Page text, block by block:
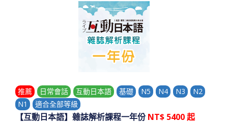
推薦 日常會話 互動日本語 基礎 N5 N4 N3
N2
N1
適合全部等級
【互動日本語】雜誌解析課程一年份 NT$ 5400 起